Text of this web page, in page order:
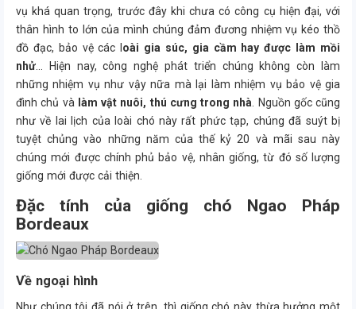
vụ khá quan trọng, trước đây khi chưa có công cụ hiện đại, với
thân hình to lớn của mình chúng đảm đương nhiệm vụ kéo thồ
đồ đạc, bảo vệ các l oài gia súc, gia cầm hay được làm mồi
nhử … Hiện nay, công nghệ phát triển chúng không còn làm
những nhiệm vụ như vậy nữa mà lại làm nhiệm vụ bảo vệ gia
đình chủ và làm vật nuôi, thú cưng trong nhà . Nguồn gốc cũng
như về lai lịch của loài chó này rất phức tạp, chúng đã suýt bị
tuyệt chủng vào những năm của thế kỷ 20 và mãi sau này
chúng mới được chính phủ bảo vệ, nhân giống, từ đó số lượng
giống mới được cải thiện.
Đặc tính của giống chó Ngao Pháp
Bordeaux
Về ngoại hình